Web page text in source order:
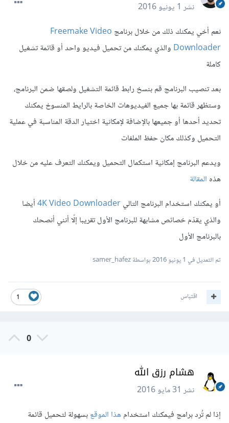
نشر1 يونيو 2016
نعم أخي يمكنك ذلك من خلال برنامج Freemake Video
Downloaderوالذي يمكنك من تحميل فيديو واحد أو قائمة تشغيل
كاملة
بعد تنصيب البرنامج قم بنسخ رابط قائمة التشغيل ولصقها ضمن البرنامج،
وستظهر قائمة بها جميع الفيديوهات الخاصة بالرايط المنسوخ يمكنك
تحديد أحدها أو جميعها بالإضافة لإمكانية اختيار الدقة المناسبة في عملية
التحميل وكذلك مكان حفظ الملفات
ويدعم البرنامج إمكانية استكمال التحميل ويمكنك التعرف عليه من خلال
هذه المقالة
أو يمكنك استخدام البرنامج التالي4K Video Downloaderأيضا
والذي يقدّم خصائص مشابهة للبرنامج الأول تقريبا إلّا أنني أنصحك
بالبرنامج الأول
تم التعديل في 1 يونيو 2016 بواسطة samer_hafez
1 اقتباس
0
هشام رزق الله
نشر31 مايو 2016
إذا لم تُرد برامج فيمكنك استخدامهذا الموقعبسهولة لتحميل قائمة